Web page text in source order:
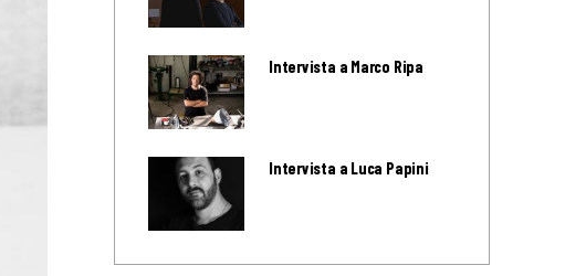
Intervista a Marco Ripa
Intervista a Luca Papini